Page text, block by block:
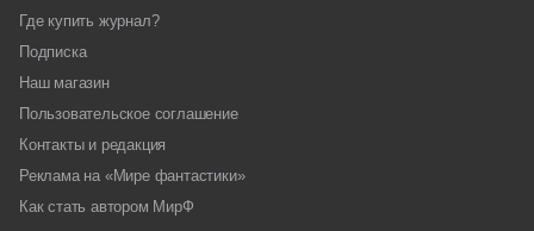
Где купить журнал?
Подписка
Наш магазин
Пользовательское соглашение
Контакты и редакция
Реклама на «Мире фантастики»
Как стать автором МирФ